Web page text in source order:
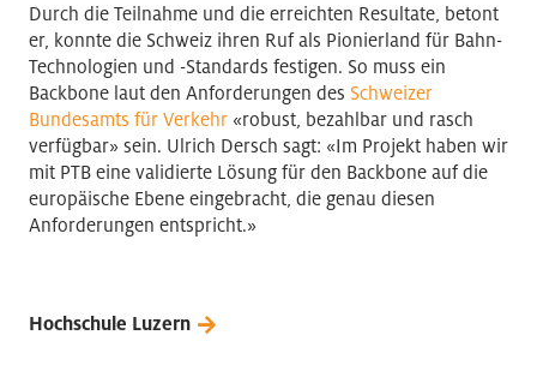
Durch die Teilnahme und die erreichten Resultate, betont
er, konnte die Schweiz ihren Ruf als Pionierland für Bahn-
Technologien und -Standards festigen. So muss ein
Backbone laut den Anforderungen des Schweizer
Bundesamts für Verkehr «robust, bezahlbar und rasch
verfügbar» sein. Ulrich Dersch sagt: «Im Projekt haben wir
mit PTB eine validierte Lösung für den Backbone auf die
europäische Ebene eingebracht, die genau diesen
Anforderungen entspricht.»
Hochschule Luzern